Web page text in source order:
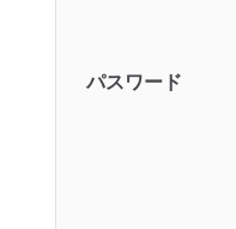
パスワード